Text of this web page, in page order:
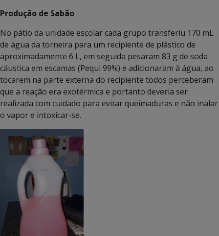
Produção de Sabão
No pátio da unidade escolar cada grupo transferiu 170 mL
de água da torneira para um recipiente de plástico de
aproximadamente 6 L, em seguida pesaram 83 g de soda
cáustica em escamas (Pequi 99%) e adicionaram à água, ao
tocarem na parte externa do recipiente todos perceberam
que a reação era exotérmica e portanto deveria ser
realizada com cuidado para evitar queimaduras e não inalar
o vapor e intoxicar-se.